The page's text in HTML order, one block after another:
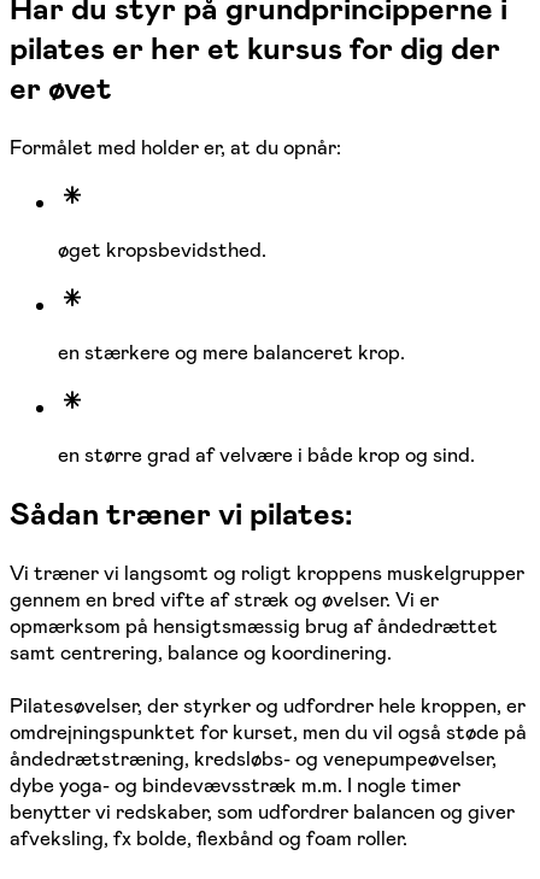
Har du styr på grundprincipperne i
pilates er her et kursus for dig der
er øvet
Formålet med holder er, at du opnår:
øget kropsbevidsthed.
en stærkere og mere balanceret krop.
en større grad af velvære i både krop og sind.
Sådan træner vi pilates:
Vi træner vi langsomt og roligt kroppens muskelgrupper
gennem en bred vifte af stræk og øvelser. Vi er
opmærksom på hensigtsmæssig brug af åndedrættet
samt centrering, balance og koordinering.
Pilatesøvelser, der styrker og udfordrer hele kroppen, er
omdrejningspunktet for kurset, men du vil også støde på
åndedrætstræning, kredsløbs- og venepumpeøvelser,
dybe yoga- og bindevævsstræk m.m. I nogle timer
benytter vi redskaber, som udfordrer balancen og giver
afveksling, fx bolde, flexbånd og foam roller.